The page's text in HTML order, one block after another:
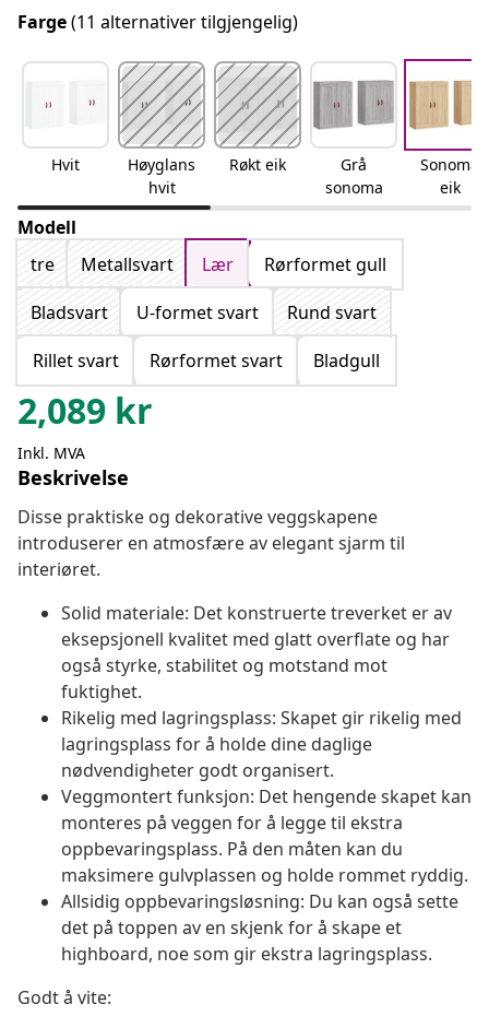
Farge(11 alternativer tilgjengelig)
Hvit
Høyglans
hvit
Røkt eik
Grå
sonoma
Sonoma
eik
Modell
tre
Metallsvart Lær
Rørformet gull
Bladsvart
U-formet svart
Rund svart
Rillet svart
Rørformet svart Bladgull
2,089 kr
Inkl. MVA
Beskrivelse
Disse praktiske og dekorative veggskapene
introduserer en atmosfære av elegant sjarm til
interiøret.
Solid materiale: Det konstruerte treverket er av
eksepsjonell kvalitet med glatt overflate og har
også styrke, stabilitet og motstand mot
fuktighet.
Rikelig med lagringsplass: Skapet gir rikelig med
lagringsplass for å holde dine daglige
nødvendigheter godt organisert.
Veggmontert funksjon: Det hengende skapet kan
monteres på veggen for å legge til ekstra
oppbevaringsplass. På den måten kan du
maksimere gulvplassen og holde rommet ryddig.
Allsidig oppbevaringsløsning: Du kan også sette
det på toppen av en skjenk for å skape et
highboard, noe som gir ekstra lagringsplass.
Godt å vite: